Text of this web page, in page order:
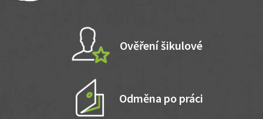
Ověření šikulové
Odměna po práci